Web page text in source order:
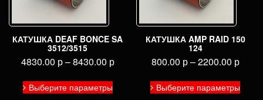
КАТУШКА DEAF BONCE SA
3512/3515
4830.00 р–8430.00 р
Выберите параметрытовар
КАТУШКА AMP RAID 150
124
800.00 р–2200.00 р
Выберите параметрытовар